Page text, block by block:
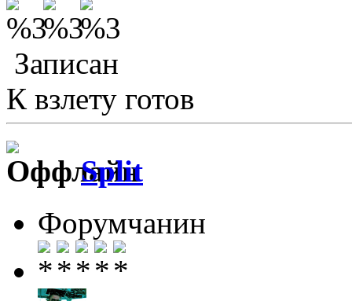
Записан
К взлету готов
Split
Форумчанин